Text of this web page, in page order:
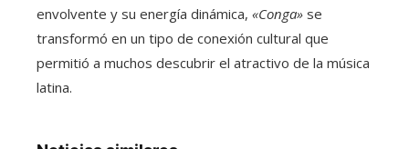
envolvente y su energía dinámica, «Conga» se
transformó en un tipo de conexión cultural que
permitió a muchos descubrir el atractivo de la música
latina.